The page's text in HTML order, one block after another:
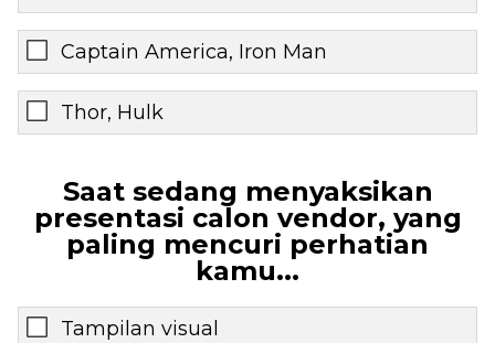
Captain America, Iron Man
Thor, Hulk
Saat sedang menyaksikan
presentasi calon vendor, yang
paling mencuri perhatian
kamu...
Tampilan visual